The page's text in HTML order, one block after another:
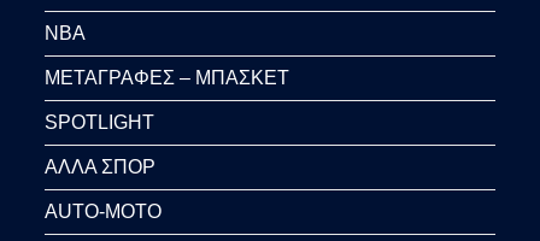
NBA
ΜΕΤΑΓΡΑΦΕΣ – ΜΠΑΣΚΕΤ
SPOTLIGHT
ΑΛΛΑ ΣΠΟΡ
AUTO-MOTO